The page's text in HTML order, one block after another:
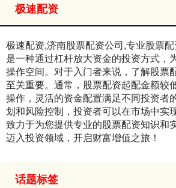
极速配资
极速配资,济南股票配资公司,专业股票
是一种通过杠杆放大资金的投资方式，
操作空间。对于入门者来说，了解股票
至关重要。通常，股票配资起配金额较
操作，灵活的资金配置满足不同投资者
划和风险控制，投资者可以在市场中实
致力于为您提供专业的股票配资知识和
迈入投资领域，开启财富增值之旅！
话题标签